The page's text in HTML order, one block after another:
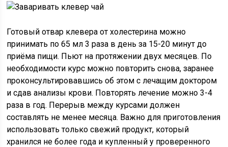
Готовый отвар клевера от холестерина можно
принимать по 65 мл 3 раза в день за 15-20 минут до
приёма пищи. Пьют на протяжении двух месяцев. По
необходимости курс можно повторить снова, заранее
проконсультировавшись об этом с лечащим доктором
и сдав анализы крови. Повторять лечение можно 3-4
раза в год. Перерыв между курсами должен
составлять не менее месяца. Важно для приготовления
использовать только свежий продукт, который
хранился не более года и купленный у проверенного